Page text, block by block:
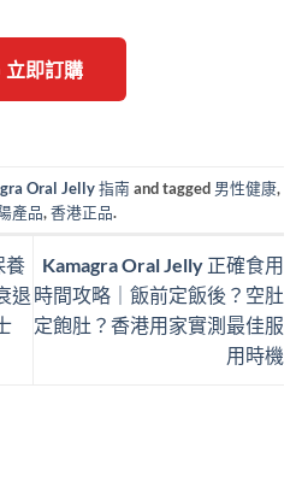
立即訂購
Oral Jelly 指南 and tagged 男性健康,
產品,香港正品.
養
退
Kamagra Oral Jelly 正確食用
時間攻略｜飯前定飯後？空肚
定飽肚？香港用家實測最佳服
用時機